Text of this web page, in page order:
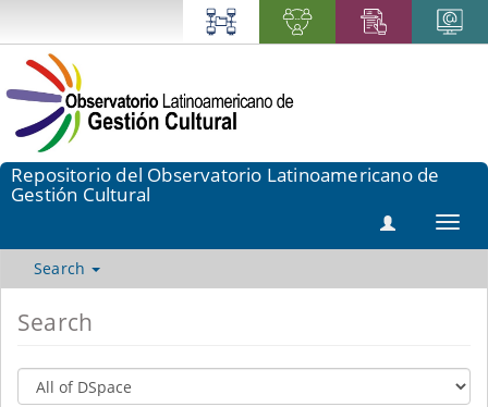
Repositorio del Observatorio Latinoamericano de
Gestión Cultural
Search
Search